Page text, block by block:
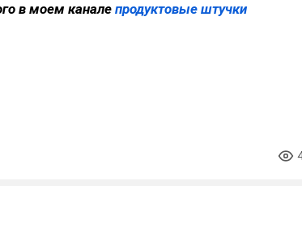
в моем каналепродуктовые штучки